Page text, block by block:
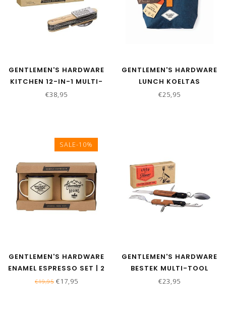
GENTLEMEN'S HARDWARE
KITCHEN 12-IN-1 MULTI-
TOOL
€38,95
GENTLEMEN'S HARDWARE
LUNCH KOELTAS
€25,95
SALE-10%
GENTLEMEN'S HARDWARE
ENAMEL ESPRESSO SET | 2
STUKS
€19,95 €17,95
GENTLEMEN'S HARDWARE
BESTEK MULTI-TOOL
CAMPING
€23,95